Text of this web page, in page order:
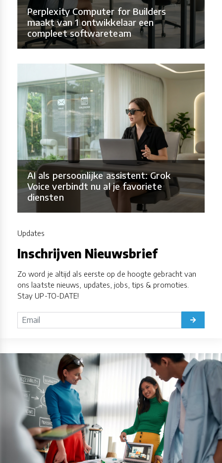
Perplexity Computer for Builders
maakt van 1 ontwikkelaar een
compleet softwareteam
AI als persoonlijke assistent: Grok
Voice verbindt nu al je favoriete
diensten
Updates
Inschrijven Nieuwsbrief
Zo word je altijd als eerste op de hoogte gebracht van
ons laatste nieuws, updates, jobs, tips & promoties.
Stay UP-TO-DATE!